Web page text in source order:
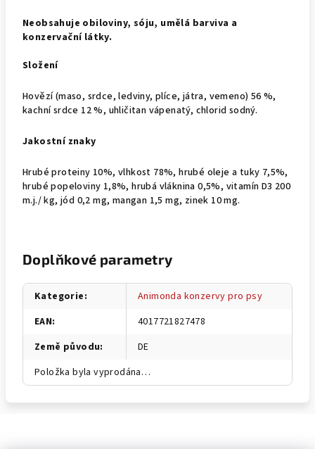
Neobsahuje obiloviny, sóju, umělá barviva a
konzervační látky.
Složení
Hovězí (maso, srdce, ledviny, plíce, játra, vemeno) 56 %,
kachní srdce 12 %, uhličitan vápenatý, chlorid sodný.
Jakostní znaky
Hrubé proteiny 10%, vlhkost 78%, hrubé oleje a tuky 7,5%,
hrubé popeloviny 1,8%, hrubá vláknina 0,5%, vitamín D3 200
m.j./ kg, jód 0,2 mg, mangan 1,5 mg, zinek 10 mg.
Doplňkové parametry
Kategorie:
Animonda konzervy pro psy
EAN:
4017721827478
Země původu:
DE
Položka byla vyprodána…